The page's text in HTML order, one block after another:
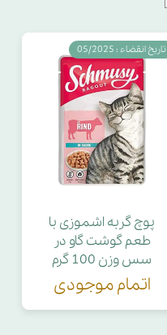
پوچ گربه اشموزی با
طعم گوشت گاو در
سس وزن 100 گرم
اتمام موجودی
تاریخ انقضاء : 05/2025